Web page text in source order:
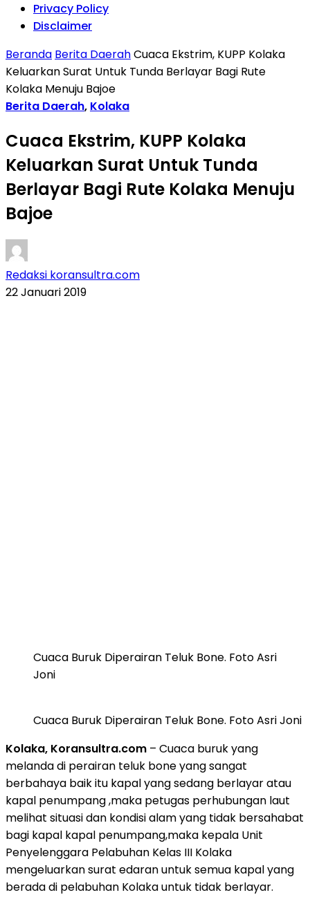
Privacy Policy
Disclaimer
Beranda Berita DaerahCuaca Ekstrim, KUPP Kolaka
Keluarkan Surat Untuk Tunda Berlayar Bagi Rute
Kolaka Menuju Bajoe
Berita Daerah, Kolaka
Cuaca Ekstrim, KUPP Kolaka
Keluarkan Surat Untuk Tunda
Berlayar Bagi Rute Kolaka Menuju
Bajoe
Redaksi koransultra.com
22 Januari 2019
Cuaca Buruk Diperairan Teluk Bone. Foto Asri
Joni
Cuaca Buruk Diperairan Teluk Bone. Foto Asri Joni
Kolaka, Koransultra.com – Cuaca buruk yang
melanda di perairan teluk bone yang sangat
berbahaya baik itu kapal yang sedang berlayar atau
kapal penumpang ,maka petugas perhubungan laut
melihat situasi dan kondisi alam yang tidak bersahabat
bagi kapal kapal penumpang,maka kepala Unit
Penyelenggara Pelabuhan Kelas III Kolaka
mengeluarkan surat edaran untuk semua kapal yang
berada di pelabuhan Kolaka untuk tidak berlayar.